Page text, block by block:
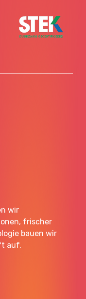
wir
frischer
bauen wir
auf.